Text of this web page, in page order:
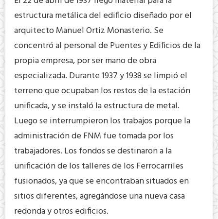
estructura metálica del edificio diseñado por el
arquitecto Manuel Ortiz Monasterio. Se
concentró al personal de Puentes y Edificios de la
propia empresa, por ser mano de obra
especializada. Durante 1937 y 1938 se limpió el
terreno que ocupaban los restos de la estación
unificada, y se instaló la estructura de metal.
Luego se interrumpieron los trabajos porque la
administración de FNM fue tomada por los
trabajadores. Los fondos se destinaron a la
unificación de los talleres de los Ferrocarriles
fusionados, ya que se encontraban situados en
sitios diferentes, agregándose una nueva casa
redonda y otros edificios.